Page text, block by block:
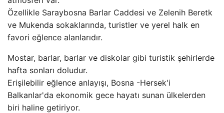
Özellikle Saraybosna Barlar Caddesi ve Zelenih Beretk
ve Mukenda sokaklarında, turistler ve yerel halk en
favori eğlence alanlarıdır.
Mostar, barlar, barlar ve diskolar gibi turistik şehirlerde
hafta sonları doludur.
Erişilebilir eğlence anlayışı, Bosna -Hersek'i
Balkanlar'da ekonomik gece hayatı sunan ülkelerden
biri haline getiriyor.